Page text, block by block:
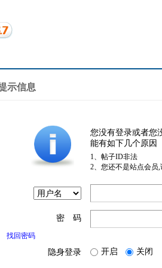
示信息
您没有登录或者您
能有如下几个原因
1、帖子ID非法
2、您还不是站点会员
密 码
找回密码
隐身登录 开启 关闭